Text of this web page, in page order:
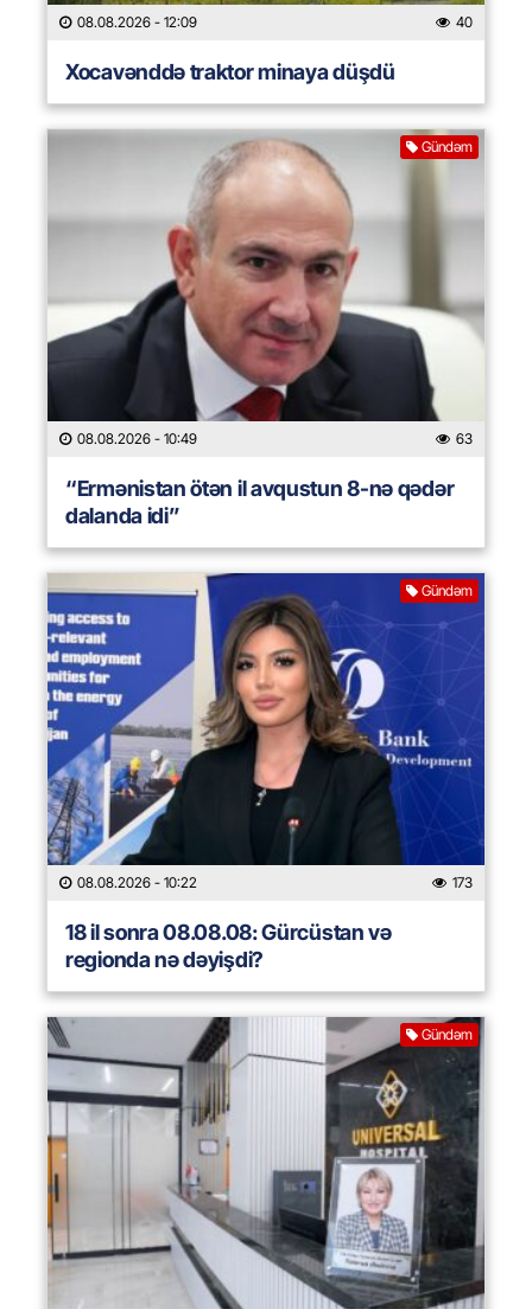
08.08.2026 - 12:09 40
Xocavənddə traktor minaya düşdü
Gündəm
08.08.2026 - 10:49 63
“Ermənistan ötən il avqustun 8-nə qədər
dalanda idi”
Gündəm
08.08.2026 - 10:22 173
18 il sonra 08.08.08: Gürcüstan və
regionda nə dəyişdi?
Gündəm